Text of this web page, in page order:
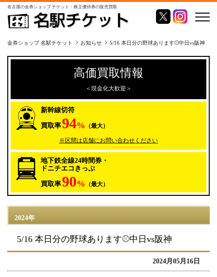
名古屋の金券ショップ チケット・株主優待券の販売買取
金券ショップ 名駅チケット お知らせ 5/16 本日分の野球あります⚾️中日vs阪神
2024年
5/16 本日分の野球あります⚾️中日vs阪神
2024月05月16日
高価買取情報
＜現金化大歓迎＞
新幹線切符
買取率94% （最大）
※区間は店舗にお問い合わせください
地下鉄全線24時間券・
ドニチエコきっぷ
買取率90% （最大）